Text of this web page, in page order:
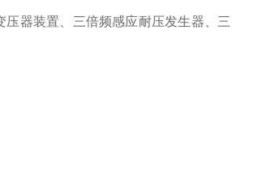
器装置、三倍频感应耐压发生器、三